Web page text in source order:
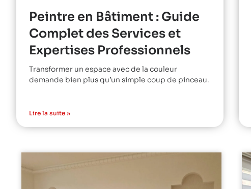
Peintre en Bâtiment : Guide
Complet des Services et
Expertises Professionnels
Transformer un espace avec de la couleur
demande bien plus qu’un simple coup de pinceau.
Lire la suite »